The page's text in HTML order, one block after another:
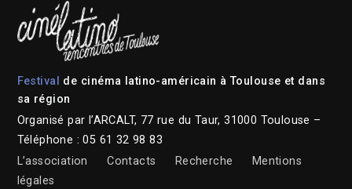
Festival de cinéma latino-américain à Toulouse et dans
sa région
Organisé par l’ARCALT, 77 rue du Taur, 31000 Toulouse –
Téléphone : 05 61 32 98 83
L’association
Contacts Recherche
Mentions
légales